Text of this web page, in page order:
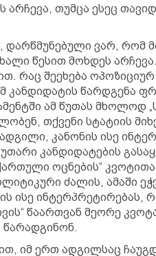
არჩევა, თუმცა ესეც
დარწმუნებული ვარ, რომ
წესით მოხდეს
რაც შეეხება
კანდიდატის წარდგენა
ამ წუთას მხოლოდ
თქვენი სტატიის
კანონის ისე
კანდიდატების
ოცნების“
ძალის, ამაში
ისე ინტერპრეტირებას,
წაართვან მეორე
იმ ერთ ადგილსაც